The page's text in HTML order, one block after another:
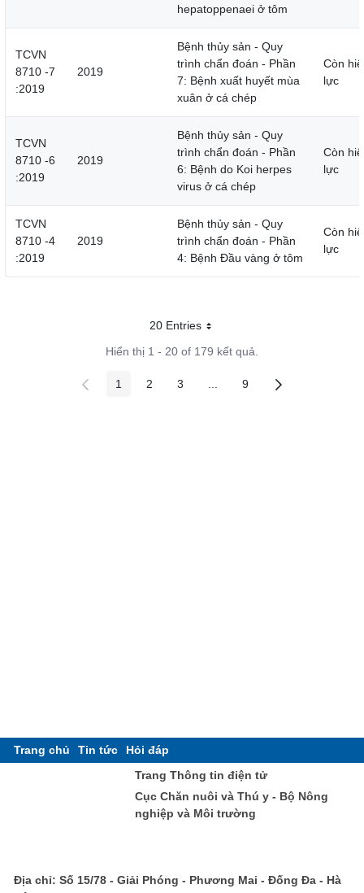
hepatoppenaei ở tôm
TCVN
8710 -7
:2019
2019
Bệnh thủy sản - Quy
trình chẩn đoán - Phần
7: Bệnh xuất huyết mùa
xuân ở cá chép
Còn
lực
TCVN
8710 -6
:2019
2019
Bệnh thủy sản - Quy
trình chẩn đoán - Phần
6: Bệnh do Koi herpes
virus ở cá chép
Còn
lực
TCVN
8710 -4
:2019
2019
Bệnh thủy sản - Quy
trình chẩn đoán - Phần
4: Bệnh Đầu vàng ở tôm
Còn
lực
20 EntriesMỗi trang
Hiển thị 1 - 20 of 179 kết quả.
Các trang trên cổng
1 Các trang trên cổng
2 Các trang trên cổng
3 Các trang trung gian
Các trang trên cổng
9
Trang chủ Tin tức
Hỏi đáp
Trang Thông tin điện tử
Cục Chăn nuôi và Thú y - Bộ Nông
nghiệp và Môi trường
Địa chỉ: Số 15/78 - Giải Phóng - Phương Mai - Đống Đa - Hà